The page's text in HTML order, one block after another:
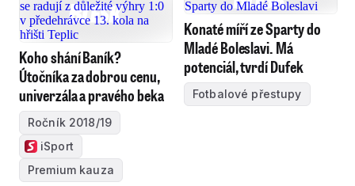
Koho shání Baník?
Útočníka za dobrou cenu,
univerzála a pravého beka
Ročník 2018/19
iSport
Premium kauza
Konaté míří ze Sparty do
Mladé Boleslavi. Má
potenciál, tvrdí Dufek
Fotbalové přestupy